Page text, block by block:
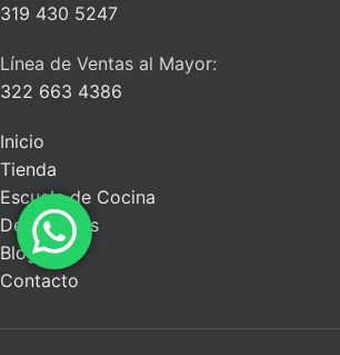
319 430 5247
Línea de Ventas al Mayor:
322 663 4386
Inicio
Tienda
Escuela de Cocina
Descuentos
Blog
Contacto